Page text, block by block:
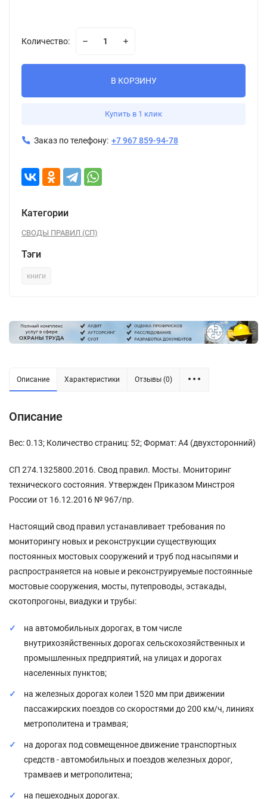
Количество:
В КОРЗИНУ
Купить в 1 клик
Заказ по телефону: +7 967 859-94-78
Категории
СВОДЫ ПРАВИЛ (СП)
Тэги
книги
Описание Характеристики Отзывы (0)
Описание
Вес: 0.13; Количество страниц: 52; Формат: А4 (двухсторонний)
СП 274.1325800.2016. Свод правил. Мосты. Мониторинг
технического состояния. Утвержден Приказом Минстроя
России от 16.12.2016 № 967/пр.
Настоящий свод правил устанавливает требования по
мониторингу новых и реконструкции существующих
постоянных мостовых сооружений и труб под насыпями и
распространяется на новые и реконструируемые постоянные
мостовые сооружения, мосты, путепроводы, эстакады,
скотопрогоны, виадуки и трубы:
на автомобильных дорогах, в том числе
внутрихозяйственных дорогах сельскохозяйственных и
промышленных предприятий, на улицах и дорогах
населенных пунктов;
на железных дорогах колеи 1520 мм при движении
пассажирских поездов со скоростями до 200 км/ч, линиях
метрополитена и трамвая;
на дорогах под совмещенное движение транспортных
средств - автомобильных и поездов железных дорог,
трамваев и метрополитена;
на пешеходных дорогах.